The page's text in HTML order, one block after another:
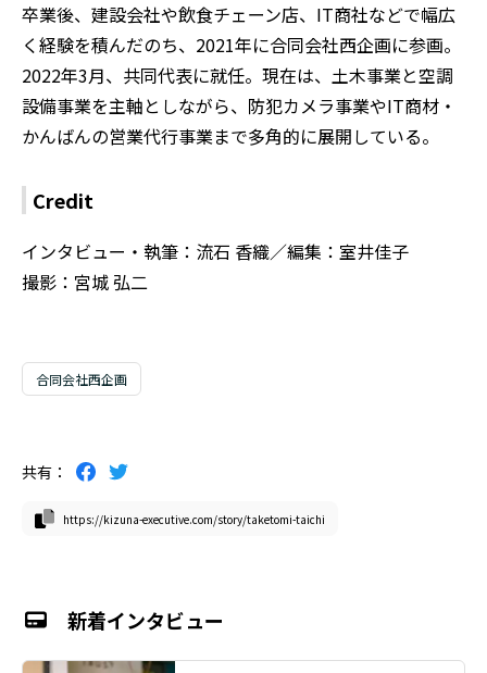
卒業後、建設会社や飲食チェーン店、IT商社などで幅広
く経験を積んだのち、2021年に合同会社西企画に参画。
2022年3月、共同代表に就任。現在は、土木事業と空調
設備事業を主軸としながら、防犯カメラ事業やIT商材・
かんばんの営業代行事業まで多角的に展開している。
Credit
インタビュー・執筆：流石 香織／編集：室井佳子
撮影：宮城 弘二
合同会社西企画
共有：
https://kizuna-executive.com/story/taketomi-taichi
新着インタビュー